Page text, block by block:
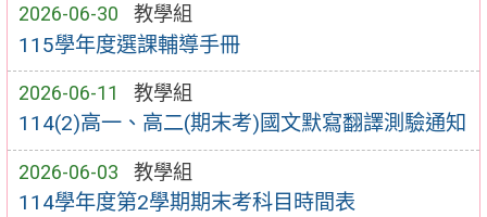
2026-06-30 教學組
115學年度選課輔導手冊
2026-06-11 教學組
114(2)高一、高二(期末考)國文默寫翻譯測驗通知
2026-06-03 教學組
114學年度第2學期期末考科目時間表